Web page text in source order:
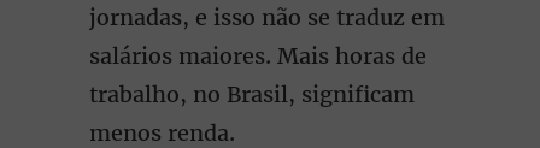
jornadas, e isso não se traduz em
salários maiores. Mais horas de
trabalho, no Brasil, significam
menos renda.